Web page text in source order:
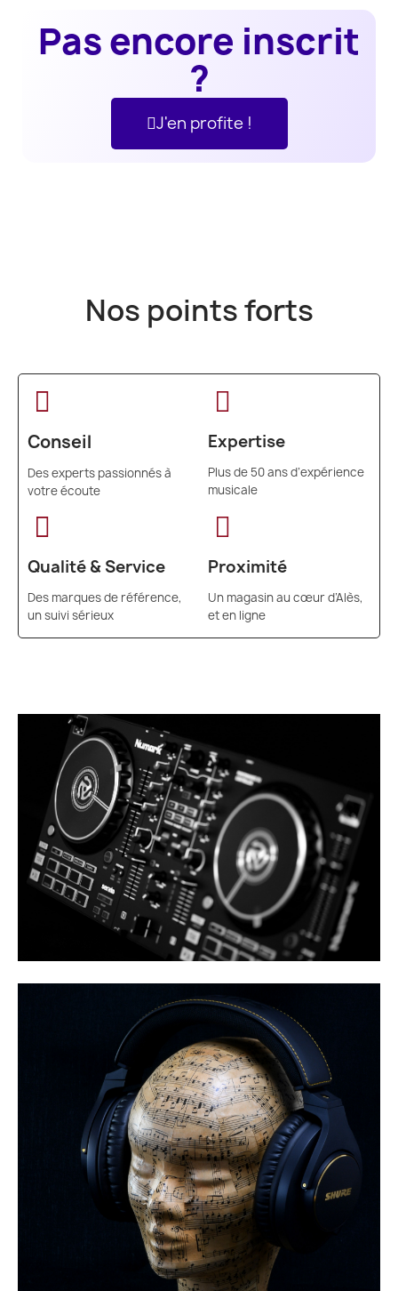
Pas encore inscrit
?
J'en profite !
Nos points forts
Conseil
Des experts passionnés à
votre écoute
Expertise
Plus de 50 ans d’expérience
musicale
Qualité & Service
Des marques de référence,
un suivi sérieux
Proximité
Un magasin au cœur d’Alès,
et en ligne